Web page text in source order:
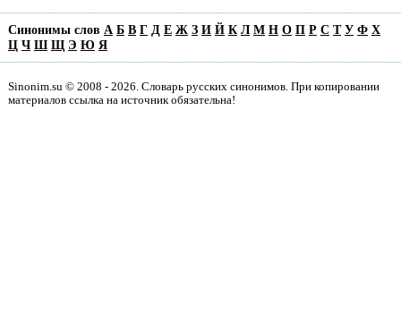
Синонимы слов А Б В Г Д Е Ж З И Й К Л М Н О П Р С Т У Ф Х
Ц Ч Ш Щ Э Ю Я
Sinonim.su © 2008 - 2026. Словарь русских синонимов. При копировании
материалов ссылка на источник обязательна!